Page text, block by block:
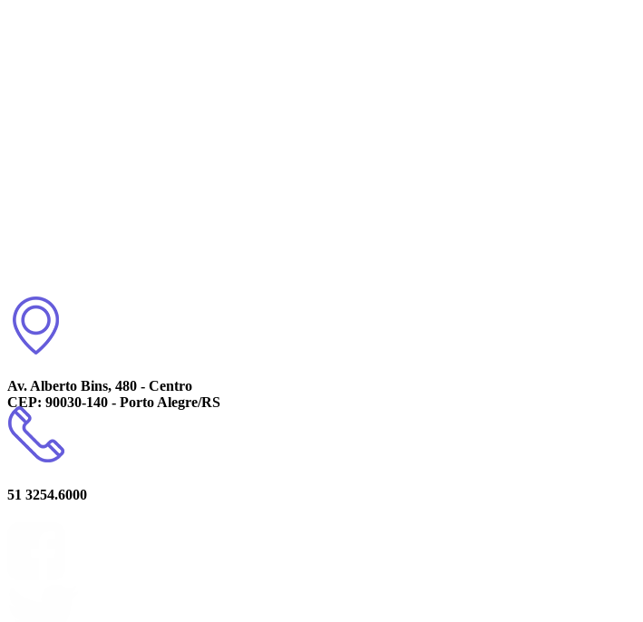
Av. Alberto Bins, 480 - Centro
CEP: 90030-140 - Porto Alegre/RS
51 3254.6000